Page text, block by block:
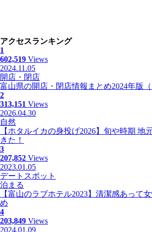
アクセスランキング
1
602,519 Views
2024.11.05
開店・閉店
富山県の開店・閉店情報まとめ2024年版（
2
313,151 Views
2026.04.30
自然
【ホタルイカの身投げ2026】旬や時期 地
きた！
3
207,852 Views
2023.01.05
デートスポット
泊まる
【富山のラブホテル2023】清潔感あって
め
4
203,849 Views
2024.01.09